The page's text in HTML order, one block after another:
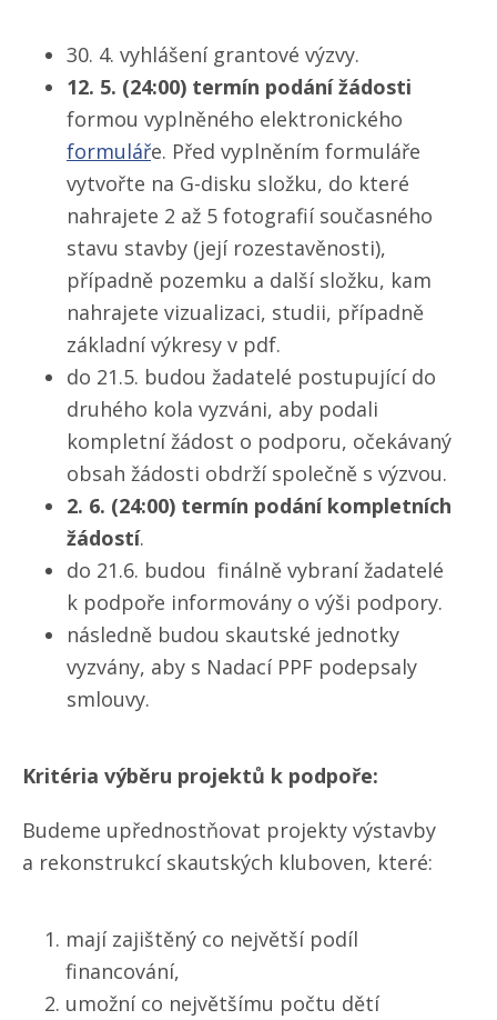
30. 4. vyhlášení grantové výzvy.
12. 5. (24:00) termín podání žádosti
formou vyplněného elektronického
formuláře. Před vyplněním formuláře
vytvořte na G-disku složku, do které
nahrajete 2 až 5 fotografií současného
stavu stavby (její rozestavěnosti),
případně pozemku a další složku, kam
nahrajete vizualizaci, studii, případně
základní výkresy v pdf.
do 21.5. budou žadatelé postupující do
druhého kola vyzváni, aby podali
kompletní žádost o podporu, očekávaný
obsah žádosti obdrží společně s výzvou.
2. 6. (24:00) termín podání kompletních
žádostí.
do 21.6. budou finálně vybraní žadatelé
k podpoře informovány o výši podpory.
následně budou skautské jednotky
vyzvány, aby s Nadací PPF podepsaly
smlouvy.
Kritéria výběru projektů k podpoře:
Budeme upřednostňovat projekty výstavby
a rekonstrukcí skautských kluboven, které:
mají zajištěný co největší podíl
financování,
umožní co největšímu počtu dětí